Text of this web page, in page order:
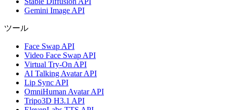
Gemini Image API
ツール
Face Swap API
Video Face Swap API
Virtual Try-On API
AI Talking Avatar API
Lip Sync API
OmniHuman Avatar API
Tripo3D H3.1 API